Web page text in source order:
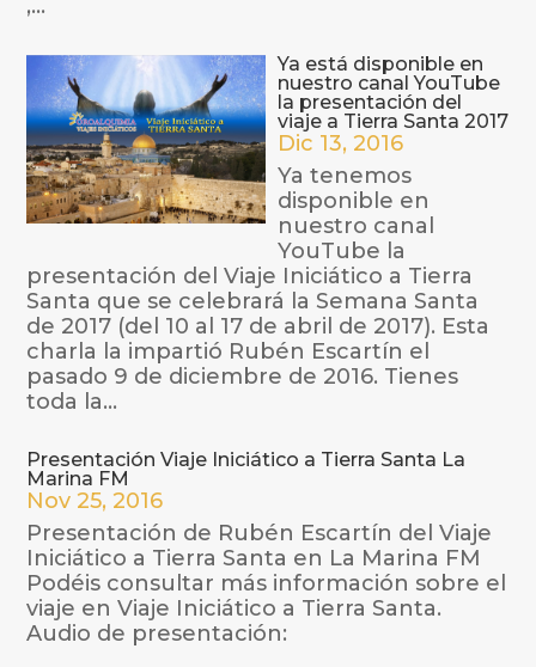
,...
Ya está disponible en
nuestro canal YouTube
la presentación del
viaje a Tierra Santa 2017
Dic 13, 2016
Ya tenemos
disponible en
nuestro canal
YouTube la
presentación del Viaje Iniciático a Tierra
Santa que se celebrará la Semana Santa
de 2017 (del 10 al 17 de abril de 2017). Esta
charla la impartió Rubén Escartín el
pasado 9 de diciembre de 2016. Tienes
toda la...
Presentación Viaje Iniciático a Tierra Santa La
Marina FM
Nov 25, 2016
Presentación de Rubén Escartín del Viaje
Iniciático a Tierra Santa en La Marina FM
Podéis consultar más información sobre el
viaje en Viaje Iniciático a Tierra Santa.
Audio de presentación: